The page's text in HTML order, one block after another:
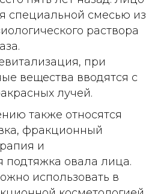
специальной смесью из
раствора
при
вещества вводятся с
лучей.
также относятся
фракционный
и
подтяжка овала лица.
использовать в